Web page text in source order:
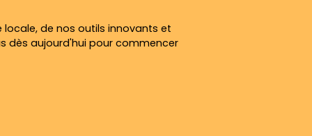
locale, de nos outils innovants et
dès aujourd'hui pour commencer